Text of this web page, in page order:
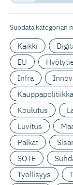
Suodata kategorian
Kaikki
EU
Infra
Kauppapolitiikka
Koulutus
Luvitus
Palkat
SOTE
Työllisyys